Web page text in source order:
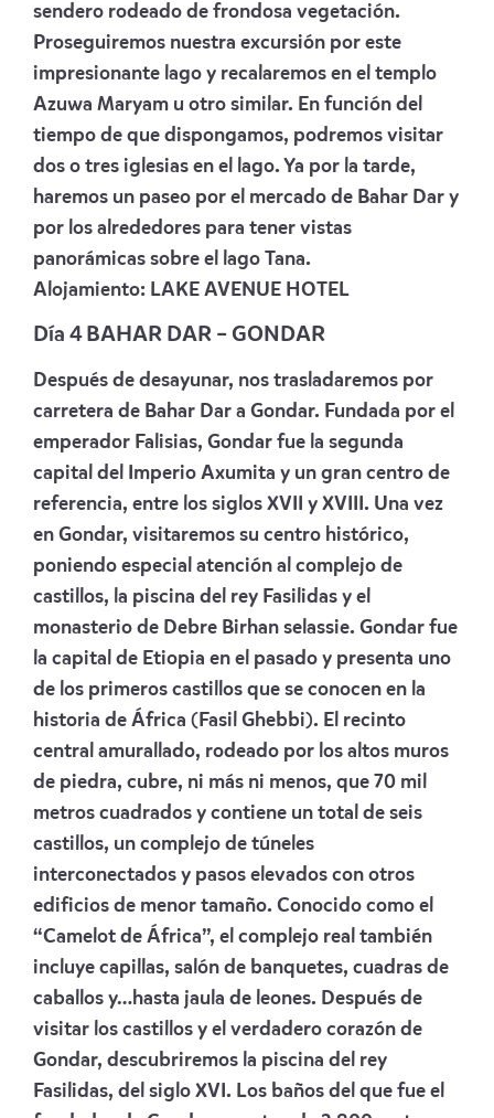
sendero rodeado de frondosa vegetación.
Proseguiremos nuestra excursión por este
impresionante lago y recalaremos en el templo
Azuwa Maryam u otro similar. En función del
tiempo de que dispongamos, podremos visitar
dos o tres iglesias en el lago. Ya por la tarde,
haremos un paseo por el mercado de Bahar Dar y
por los alrededores para tener vistas
panorámicas sobre el lago Tana.
Alojamiento: LAKE AVENUE HOTEL
Día 4 BAHAR DAR – GONDAR
Después de desayunar, nos trasladaremos por
carretera de Bahar Dar a Gondar. Fundada por el
emperador Falisias, Gondar fue la segunda
capital del Imperio Axumita y un gran centro de
referencia, entre los siglos XVII y XVIII. Una vez
en Gondar, visitaremos su centro histórico,
poniendo especial atención al complejo de
castillos, la piscina del rey Fasilidas y el
monasterio de Debre Birhan selassie. Gondar fue
la capital de Etiopia en el pasado y presenta uno
de los primeros castillos que se conocen en la
historia de África (Fasil Ghebbi). El recinto
central amurallado, rodeado por los altos muros
de piedra, cubre, ni más ni menos, que 70 mil
metros cuadrados y contiene un total de seis
castillos, un complejo de túneles
interconectados y pasos elevados con otros
edificios de menor tamaño. Conocido como el
“Camelot de África”, el complejo real también
incluye capillas, salón de banquetes, cuadras de
caballos y…hasta jaula de leones. Después de
visitar los castillos y el verdadero corazón de
Gondar, descubriremos la piscina del rey
Fasilidas, del siglo XVI. Los baños del que fue el